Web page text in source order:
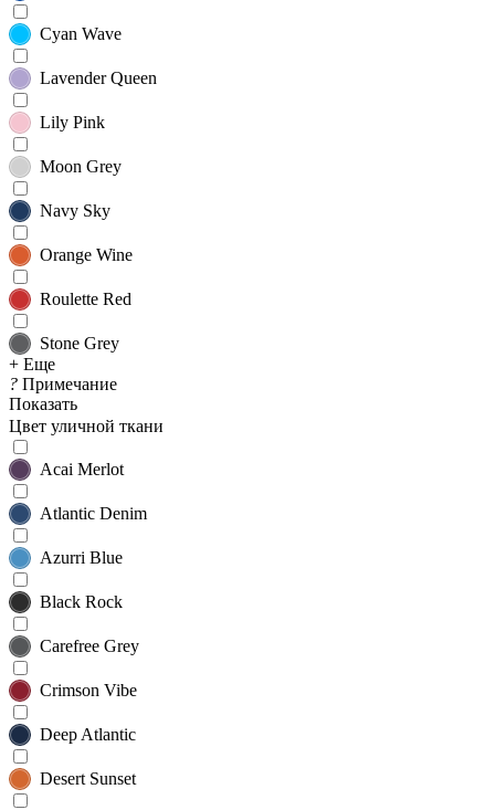
Cyan Wave
Lavender Queen
Lily Pink
Moon Grey
Navy Sky
Orange Wine
Roulette Red
Stone Grey
+ Еще
? Примечание
Показать
Цвет уличной ткани
Acai Merlot
Atlantic Denim
Azurri Blue
Black Rock
Carefree Grey
Crimson Vibe
Deep Atlantic
Desert Sunset